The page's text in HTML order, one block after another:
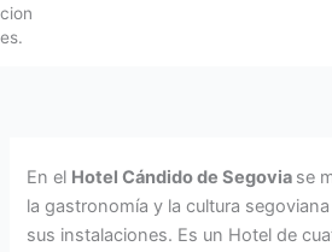
cion
es.
En el Hotel Cándido de Segovia se
la gastronomía y la cultura
sus instalaciones. Es un Hotel de